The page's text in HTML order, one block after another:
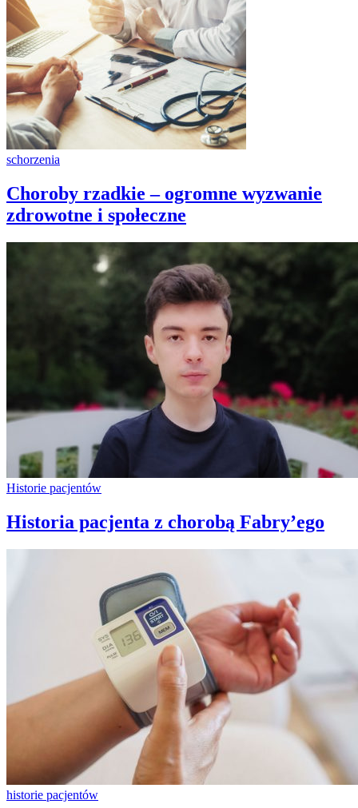
schorzenia
Choroby rzadkie – ogromne wyzwanie
zdrowotne i społeczne
Historie pacjentów
Historia pacjenta z chorobą Fabry’ego
historie pacjentów